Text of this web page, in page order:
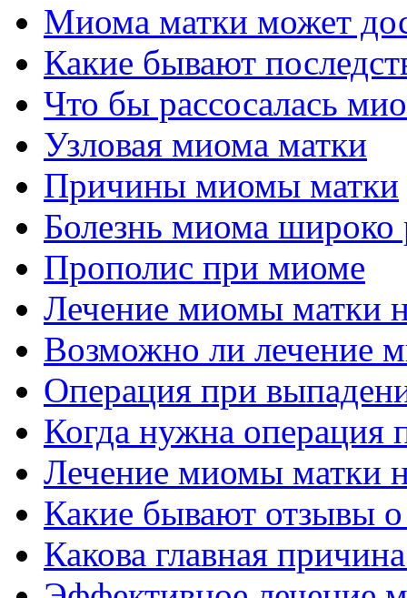
Миома матки может
Какие бывают
Что бы рассосалась
Узловая миома матки
Причины миомы матки
Болезнь миома широко
Прополис при миоме
Лечение миомы матки
Возможно ли лечение
Операция при
Когда нужна
Лечение миомы матки
Какие бывают отзывы о
Какова главная